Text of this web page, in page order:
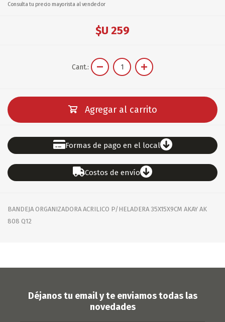
Consulta tu precio mayorista al vendedor
$U 259
Cant.:
Agregar al carrito
Formas de pago en el local
Costos de envío
BANDEJA ORGANIZADORA ACRILICO P/HELADERA 35X15X9CM AKAY AK
808 Q12
Déjanos tu email y te enviamos todas las
novedades